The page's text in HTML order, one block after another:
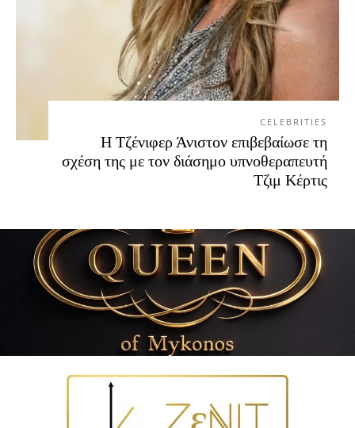
CELEBRITIES
Η Τζένιφερ Άνιστον επιβεβαίωσε τη
σχέση της με τον διάσημο υπνοθεραπευτή
Τζιμ Κέρτις